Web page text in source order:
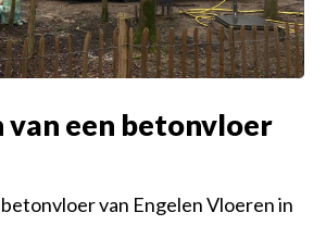
van een betonvloer
van Engelen Vloeren in